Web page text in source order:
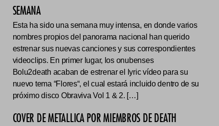
SEMANA
Esta ha sido una semana muy intensa, en donde varios
nombres propios del panorama nacional han querido
estrenar sus nuevas canciones y sus correspondientes
videoclips. En primer lugar, los onubenses
Bolu2death acaban de estrenar el lyric vídeo para su
nuevo tema “Flores“, el cual estará incluido dentro de su
próximo disco Obraviva Vol 1 & 2. […]
COVER DE METALLICA POR MIEMBROS DE DEATH